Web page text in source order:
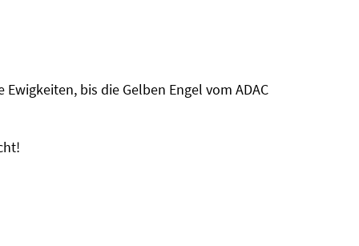
bis die Gelben Engel vom ADAC